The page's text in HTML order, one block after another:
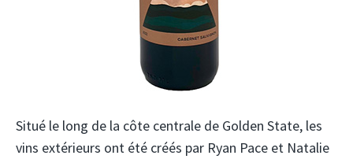
Situé le long de la côte centrale de Golden State, les
vins extérieurs ont été créés par Ryan Pace et Natalie